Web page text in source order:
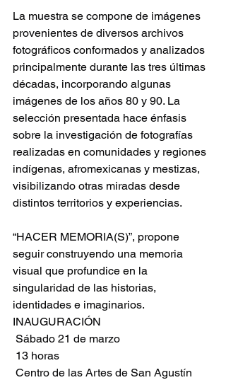
La muestra se compone de imágenes
provenientes de diversos archivos
fotográficos conformados y analizados
principalmente durante las tres últimas
décadas, incorporando algunas
imágenes de los años 80 y 90. La
selección presentada hace énfasis
sobre la investigación de fotografías
realizadas en comunidades y regiones
indígenas, afromexicanas y mestizas,
visibilizando otras miradas desde
distintos territorios y experiencias.
“HACER MEMORIA(S)”, propone
seguir construyendo una memoria
visual que profundice en la
singularidad de las historias,
identidades e imaginarios.
INAUGURACIÓN
Sábado 21 de marzo
13 horas
Centro de las Artes de San Agustín